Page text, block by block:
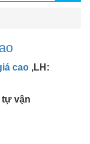
cao ,LH:
tự vận